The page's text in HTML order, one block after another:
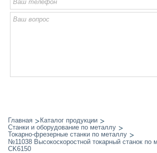
Главная
Каталог продукции
Станки и оборудование по металлу
Токарно-фрезерные станки по металлу
№11038 Высокоскоростной токарный станок по
CK6150